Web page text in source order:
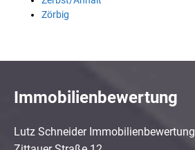
Zörbig
Immobilienbewertung
Lutz Schneider Immobilienbewertung